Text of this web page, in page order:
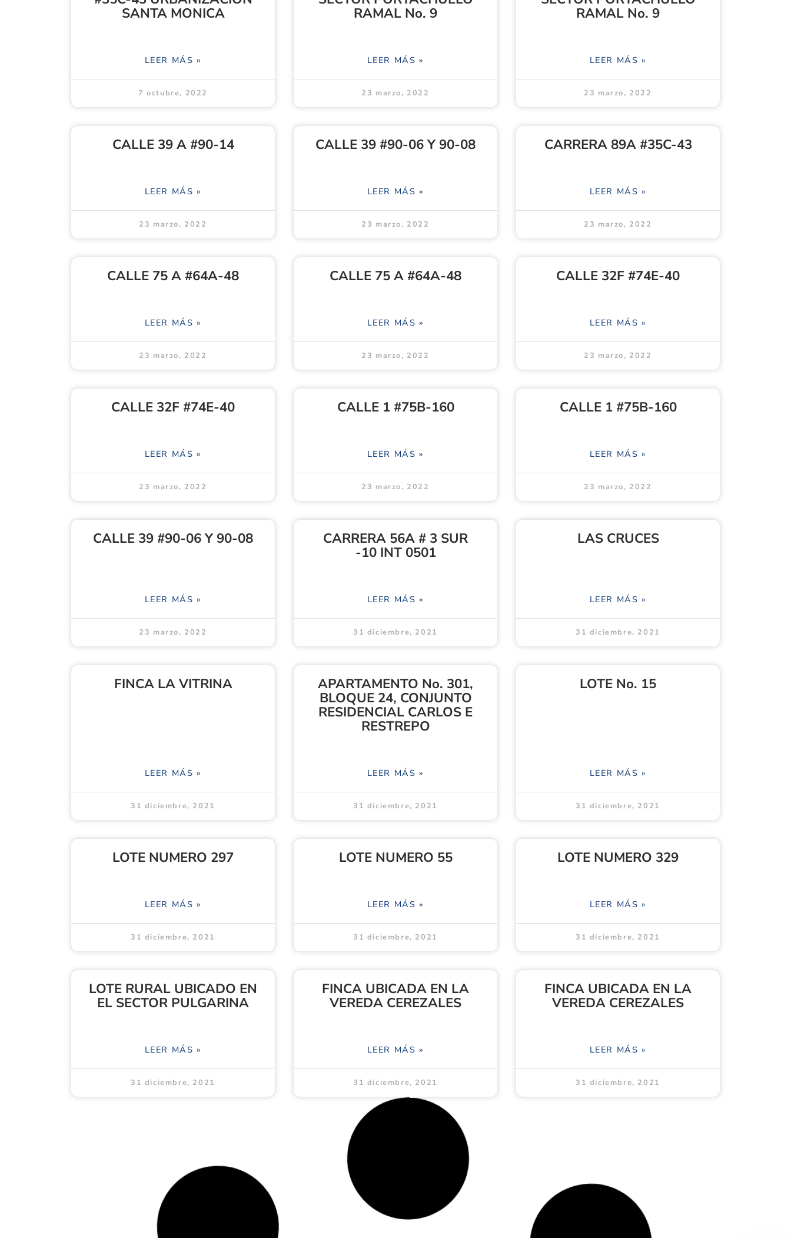
SANTA MONICA
LEER MÁS »
7 octubre, 2022
RAMAL No. 9
LEER MÁS »
23 marzo, 2022
RAMAL No. 9
LEER MÁS »
23 marzo, 2022
CALLE 39 A #90-14
LEER MÁS »
23 marzo, 2022
CALLE 39 #90-06 Y 90-08
LEER MÁS »
23 marzo, 2022
CARRERA 89A #35C-43
LEER MÁS »
23 marzo, 2022
CALLE 75 A #64A-48
LEER MÁS »
23 marzo, 2022
CALLE 75 A #64A-48
LEER MÁS »
23 marzo, 2022
CALLE 32F #74E-40
LEER MÁS »
23 marzo, 2022
CALLE 32F #74E-40
LEER MÁS »
23 marzo, 2022
CALLE 1 #75B-160
LEER MÁS »
23 marzo, 2022
CALLE 1 #75B-160
LEER MÁS »
23 marzo, 2022
CALLE 39 #90-06 Y 90-08
LEER MÁS »
23 marzo, 2022
CARRERA 56A # 3 SUR
-10 INT 0501
LEER MÁS »
31 diciembre, 2021
LAS CRUCES
LEER MÁS »
31 diciembre, 2021
FINCA LA VITRINA
LEER MÁS »
31 diciembre, 2021
APARTAMENTO No. 301,
BLOQUE 24, CONJUNTO
RESIDENCIAL CARLOS E
RESTREPO
LEER MÁS »
31 diciembre, 2021
LOTE No. 15
LEER MÁS »
31 diciembre, 2021
LOTE NUMERO 297
LEER MÁS »
31 diciembre, 2021
LOTE NUMERO 55
LEER MÁS »
31 diciembre, 2021
LOTE NUMERO 329
LEER MÁS »
31 diciembre, 2021
LOTE RURAL UBICADO EN
EL SECTOR PULGARINA
LEER MÁS »
31 diciembre, 2021
FINCA UBICADA EN LA
VEREDA CEREZALES
LEER MÁS »
31 diciembre, 2021
FINCA UBICADA EN LA
VEREDA CEREZALES
LEER MÁS »
31 diciembre, 2021
LEER MÁS »
LOTE LA LABRANZA
LEER MÁS » LEER MÁS »